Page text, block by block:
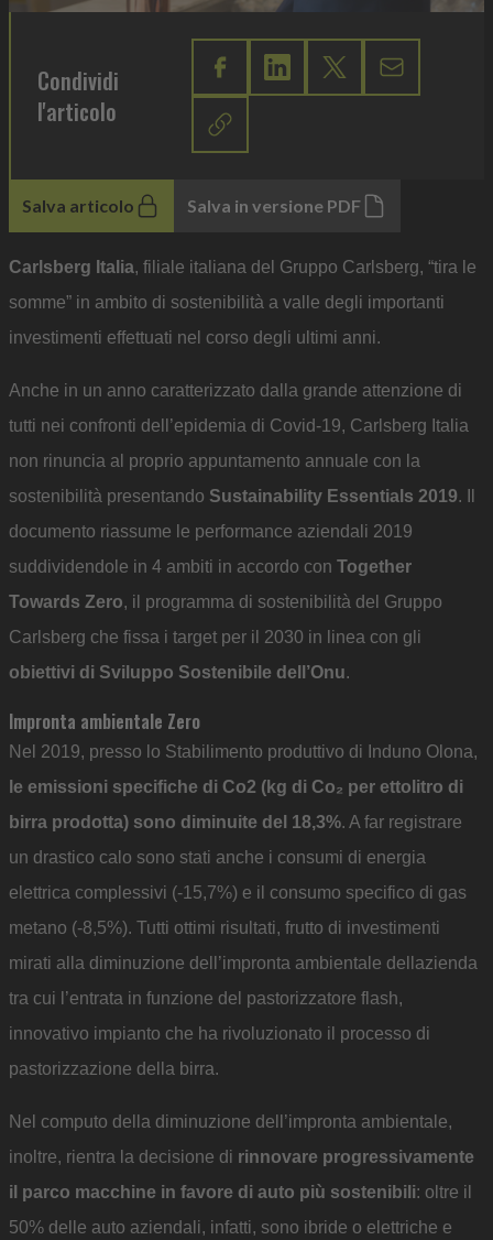
Condividi
l'articolo
Salva articolo Salva in versione PDF
Carlsberg Italia, filiale italiana del Gruppo Carlsberg, “tira le
somme” in ambito di sostenibilità a valle degli importanti
investimenti effettuati nel corso degli ultimi anni.
Anche in un anno caratterizzato dalla grande attenzione di
tutti nei confronti dell’epidemia di Covid-19, Carlsberg Italia
non rinuncia al proprio appuntamento annuale con la
sostenibilità presentando Sustainability Essentials 2019. Il
documento riassume le performance aziendali 2019
suddividendole in 4 ambiti in accordo con Together
Towards Zero, il programma di sostenibilità del Gruppo
Carlsberg che fissa i target per il 2030 in linea con gli
obiettivi di Sviluppo Sostenibile dell’Onu.
Impronta ambientale Zero
Nel 2019, presso lo Stabilimento produttivo di Induno Olona,
le emissioni specifiche di Co2 (kg di Co₂ per ettolitro di
birra prodotta) sono diminuite del 18,3%. A far registrare
un drastico calo sono stati anche i consumi di energia
elettrica complessivi (-15,7%) e il consumo specifico di gas
metano (-8,5%). Tutti ottimi risultati, frutto di investimenti
mirati alla diminuzione dell’impronta ambientale dellazienda
tra cui l’entrata in funzione del pastorizzatore flash,
innovativo impianto che ha rivoluzionato il processo di
pastorizzazione della birra.
Nel computo della diminuzione dell’impronta ambientale,
inoltre, rientra la decisione di rinnovare progressivamente
il parco macchine in favore di auto più sostenibili: oltre il
50% delle auto aziendali, infatti, sono ibride o elettriche e